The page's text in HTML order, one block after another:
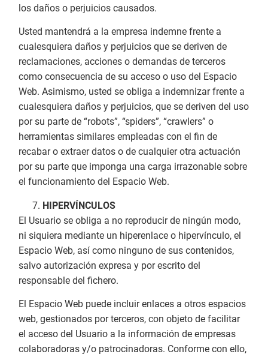
los daños o perjuicios causados.
Usted mantendrá a la empresa indemne frente a
cualesquiera daños y perjuicios que se deriven de
reclamaciones, acciones o demandas de terceros
como consecuencia de su acceso o uso del Espacio
Web. Asimismo, usted se obliga a indemnizar frente a
cualesquiera daños y perjuicios, que se deriven del uso
por su parte de “robots”, “spiders”, “crawlers” o
herramientas similares empleadas con el fin de
recabar o extraer datos o de cualquier otra actuación
por su parte que imponga una carga irrazonable sobre
el funcionamiento del Espacio Web.
HIPERVÍNCULOS
El Usuario se obliga a no reproducir de ningún modo,
ni siquiera mediante un hiperenlace o hipervínculo, el
Espacio Web, así como ninguno de sus contenidos,
salvo autorización expresa y por escrito del
responsable del fichero.
El Espacio Web puede incluir enlaces a otros espacios
web, gestionados por terceros, con objeto de facilitar
el acceso del Usuario a la información de empresas
colaboradoras y/o patrocinadoras. Conforme con ello,